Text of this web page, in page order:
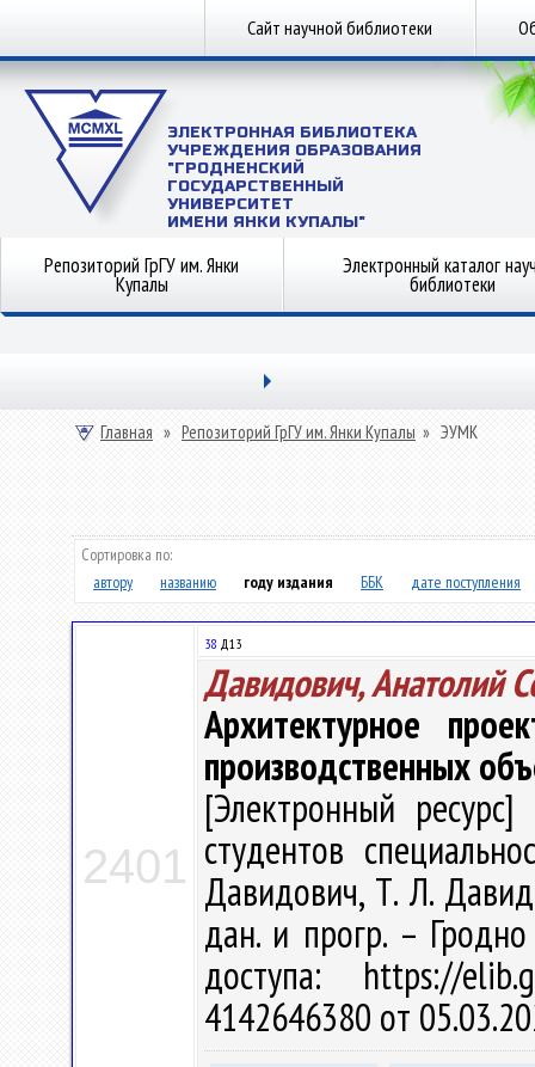
Сайт научной библиотеки
ЭЛЕКТРОННАЯ БИБЛИОТЕКА
УЧРЕЖДЕНИЯ ОБРАЗОВАНИЯ
"ГРОДНЕНСКИЙ
ГОСУДАРСТВЕННЫЙ
УНИВЕРСИТЕТ
ИМЕНИ ЯНКИ КУПАЛЫ"
Репозиторий ГрГУ им. Янки
Купалы
Электронный каталог
библиотеки
Главная » Репозиторий ГрГУ им. Янки Купалы » ЭУМК
Сортировка по:
автору
названию году издания ББК дате поступления
2401
38 Д13
Давидович, Анатолий
Архитектурное
производственных
[Электронный
студентов
Давидович, Т. Л.
дан. и прогр. –
доступа: https://
4142646380 от